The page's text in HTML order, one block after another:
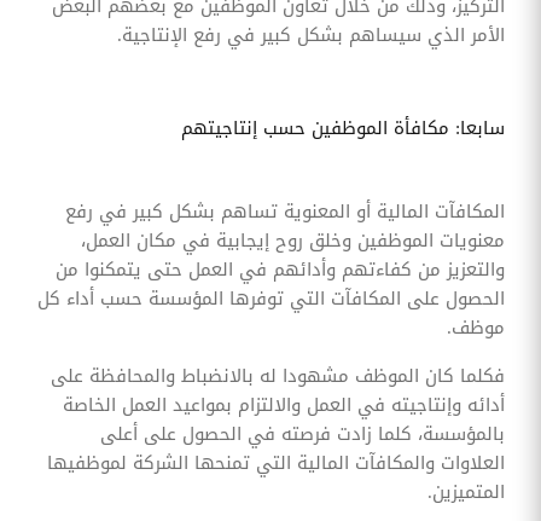
الأمر الذي سيساهم بشكل كبير في رفع الإنتاجية.
سابعا: مكافأة الموظفين حسب إنتاجيتهم
المكافآت المالية أو المعنوية تساهم بشكل كبير في رفع
معنويات الموظفين وخلق روح إيجابية في مكان العمل،
والتعزيز من كفاءتهم وأدائهم في العمل حتى يتمكنوا من
الحصول على المكافآت التي توفرها المؤسسة حسب أداء كل
موظف.
فكلما كان الموظف مشهودا له بالانضباط والمحافظة على
أدائه وإنتاجيته في العمل والالتزام بمواعيد العمل الخاصة
بالمؤسسة، كلما زادت فرصته في الحصول على أعلى
العلاوات والمكافآت المالية التي تمنحها الشركة لموظفيها
المتميزين.